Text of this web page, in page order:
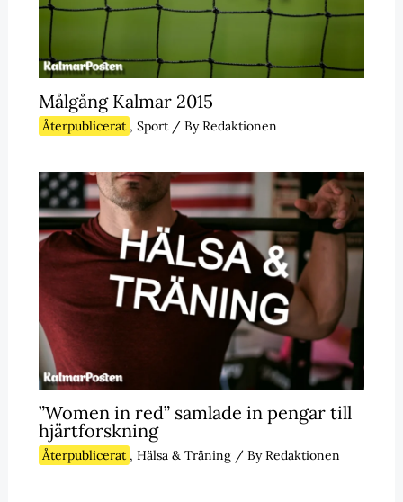
Målgång Kalmar 2015
Återpublicerat , Sport/ ByRedaktionen
”Women in red” samlade in pengar till
hjärtforskning
Återpublicerat , Hälsa & Träning/ ByRedaktionen